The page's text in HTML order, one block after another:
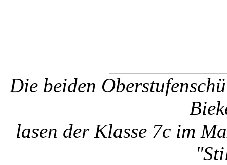
Die beiden
lasen der Klasse 7c im